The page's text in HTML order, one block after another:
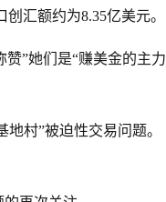
汇额约为8.35亿美元。
赞”她们是“赚美金的主力
村”被迫性交易问题。